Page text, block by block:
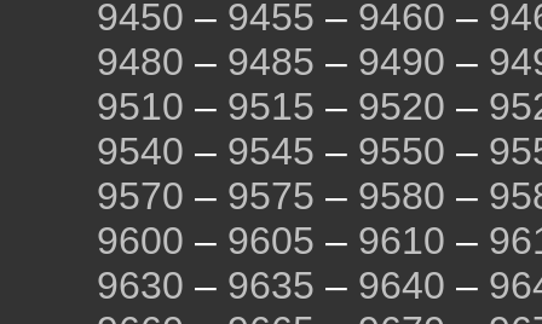
9450 – 9455 – 9460 –
9480 – 9485 – 9490 –
9510 – 9515 – 9520 –
9540 – 9545 – 9550 –
9570 – 9575 – 9580 –
9600 – 9605 – 9610 –
9630 – 9635 – 9640 –